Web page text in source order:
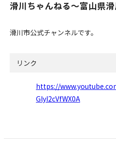
滑川ちゃんねる～富山県
滑川市公式チャンネルです。
リンク
https://
GlyI2cVfWX0A